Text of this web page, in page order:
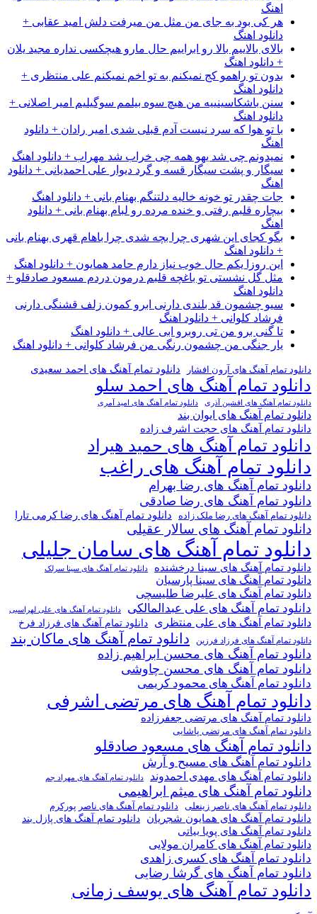
اهنگ
هر کی بود به جای من مثل من میرفت دلش امید عقابی +
دانلود اهنگ
بالای بالاییم بالا رو ابراییم حال مارو هیچکسی نداره مجید یلان
+ دانلود اهنگ
بدون تو راهمو کج نمیکنم به تو اخم نمیکنم علی منتظری +
دانلود اهنگ
سنن باشکاسینییه من هیچ سوه بیلمم سوگیلیم امیر اصلانی +
دانلود اهنگ
با تو هوا که سرد نیست آدم قبلی شدی امیر رادان + دانلود
اهنگ
نمیدونم چی شد یهو همه چی خراب شد مهراب + دانلود اهنگ
سیگار و پشت سیگار قسه و گرد دیوار علی احمدیانی + دانلود
اهنگ
جات چقدر تو خونه خالیه دلتنگم بهنام بانی + دانلود اهنگ
بیچاره قلبم رفتی و خنده مرده رو لبام بهنام بانی + دانلود
اهنگ
بگو کجای این شهری چرا بچه شدی چرا باهام قهری بهنام بانی
+ دانلود اهنگ
این روزا یکم حال خوب نیاز دارم حامد همایون + دانلود اهنگ
مثل گل نشستی تو باغچه قلبم درمون دردم مسعود صادقلو +
دانلود اهنگ
سیو چشمون قد بلندی دارنی ابرو کمون زلف قشنگی دارنی
فرشاد کلوانی + دانلود اهنگ
تا گنی برو من تی روبرو ابی عالی + دانلود اهنگ
یار جنگی من چشمون رنگی من فرشاد کلوانی + دانلود اهنگ
دانلود تمام آهنگ های آرون افشار دانلود تمام آهنگ های احمد سعیدی
دانلود تمام آهنگ های احمد سلو
دانلود تمام آهنگ های افشین آذری دانلود تمام آهنگ های امید آمری
دانلود تمام آهنگ های ایوان بند
دانلود تمام آهنگ های حجت اشرف زاده
دانلود تمام آهنگ های حمید هیراد
دانلود تمام آهنگ های راغب
دانلود تمام آهنگ های رضا بهرام
دانلود تمام آهنگ های رضا صادقی
دانلود تمام آهنگ های رضا ملک زاده دانلود تمام آهنگ های رضا کرمی تارا
دانلود تمام آهنگ های سالار عقیلی
دانلود تمام آهنگ های سامان جلیلی
دانلود تمام آهنگ های سینا درخشنده دانلود تمام آهنگ های سینا سرلک
دانلود تمام آهنگ های سینا پارسیان
دانلود تمام آهنگ های علیرضا طلیسچی
دانلود تمام آهنگ های علی عبدالمالکی دانلود تمام آهنگ های علی لهراسبی
دانلود تمام آهنگ های علی منتظری دانلود تمام آهنگ های فرزاد فرخ
دانلود تمام آهنگ های فرزاد فرزین دانلود تمام آهنگ های ماکان بند
دانلود تمام آهنگ های محسن ابراهیم زاده
دانلود تمام آهنگ های محسن چاوشی
دانلود تمام آهنگ های محمود کریمی
دانلود تمام آهنگ های مرتضی اشرفی
دانلود تمام آهنگ های مرتضی جعفرزاده
دانلود تمام آهنگ های مرتضی پاشایی
دانلود تمام آهنگ های مسعود صادقلو
دانلود تمام آهنگ های مسیح و آرش
دانلود تمام آهنگ های مهدی احمدوند دانلود تمام آهنگ های مهراد جم
دانلود تمام آهنگ های میثم ابراهیمی
دانلود تمام آهنگ های ناصر زینعلی دانلود تمام آهنگ های ناصر پورکرم
دانلود تمام آهنگ های همایون شجریان دانلود تمام آهنگ های پازل بند
دانلود تمام آهنگ های پویا بیاتی
دانلود تمام آهنگ های کامران مولایی
دانلود تمام آهنگ های کسری زاهدی
دانلود تمام آهنگ های گرشا رضایی
دانلود تمام آهنگ های یوسف زمانی